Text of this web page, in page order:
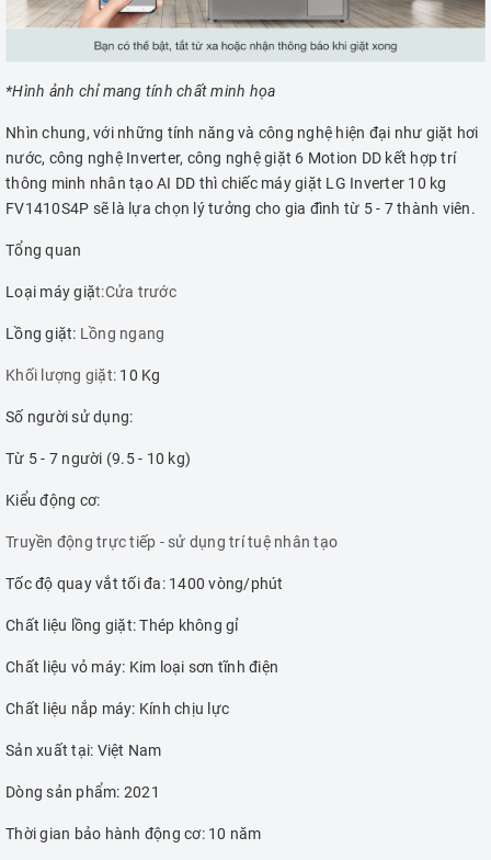
*Hình ảnh chỉ mang tính chất minh họa
Nhìn chung, với những tính năng và công nghệ hiện đại như giặt hơi
nước, công nghệ Inverter, công nghệ giặt 6 Motion DD kết hợp trí
thông minh nhân tạo AI DD thì chiếc máy giặt LG Inverter 10 kg
FV1410S4P sẽ là lựa chọn lý tưởng cho gia đình từ 5 - 7 thành viên.
Tổng quan
Loại máy giặt:Cửa trước
Lồng giặt: Lồng ngang
Khối lượng giặt: 10 Kg
Số người sử dụng:
Từ 5 - 7 người (9.5 - 10 kg)
Kiểu động cơ:
Truyền động trực tiếp - sử dụng trí tuệ nhân tạo
Tốc độ quay vắt tối đa: 1400 vòng/phút
Chất liệu lồng giặt: Thép không gỉ
Chất liệu vỏ máy: Kim loại sơn tĩnh điện
Chất liệu nắp máy: Kính chịu lực
Sản xuất tại: Việt Nam
Dòng sản phẩm: 2021
Thời gian bảo hành động cơ: 10 năm